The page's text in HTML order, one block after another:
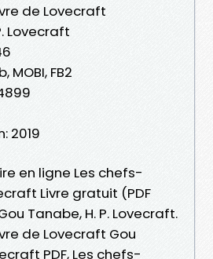
de Lovecraft
Lovecraft
MOBI, FB2
2019
en ligne Les chefs-
Livre gratuit (PDF
Tanabe, H. P. Lovecraft.
de Lovecraft Gou
PDF, Les chefs-